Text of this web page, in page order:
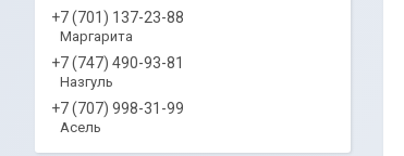
+7 (701) 137-23-88
Маргарита
+7 (747) 490-93-81
Назгуль
+7 (707) 998-31-99
Асель